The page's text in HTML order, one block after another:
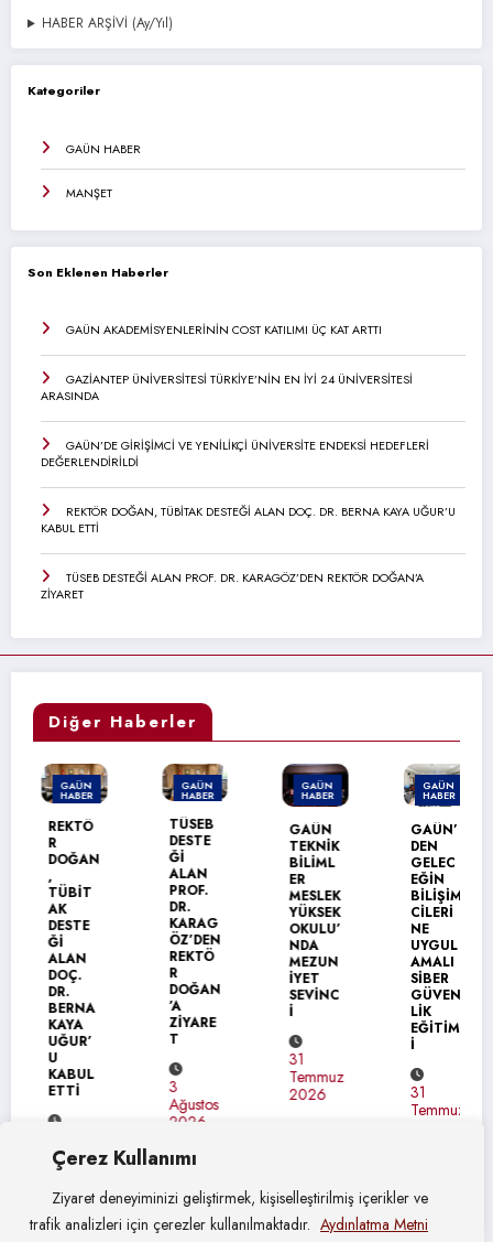
Çerez Kullanımı
Ziyaret deneyiminizi geliştirmek, kişiselleştirilmiş içerikler ve
trafik analizleri için çerezler kullanılmaktadır. Aydınlatma Metni
HABER ARŞİVİ (Ay/Yıl)
Kategoriler
GAÜN HABER
MANŞET
Son Eklenen Haberler
GAÜN AKADEMİSYENLERİNİN COST KATILIMI ÜÇ KAT ARTTI
GAZİANTEP ÜNİVERSİTESİ TÜRKİYE’NİN EN İYİ 24 ÜNİVERSİTESİ
ARASINDA
GAÜN’DE GİRİŞİMCİ VE YENİLİKÇİ ÜNİVERSİTE ENDEKSİ HEDEFLERİ
DEĞERLENDİRİLDİ
REKTÖR DOĞAN, TÜBİTAK DESTEĞİ ALAN DOÇ. DR. BERNA KAYA UĞUR’U
KABUL ETTİ
TÜSEB DESTEĞİ ALAN PROF. DR. KARAGÖZ’DEN REKTÖR DOĞAN’A
ZİYARET
Diğer Haberler
GAÜN
HABER
REKTÖ
DOĞAN
TÜBİT
AK
DESTE
Ğİ
ALAN
DOÇ.
DR.
BERNA
KAYA
UĞUR’
U
KABUL
ETTİ
Ağustos
2026
GAÜN
HABER
TÜSEB
DESTE
Ğİ
ALAN
PROF.
DR.
KARAG
ÖZ’DEN
REKTÖ
DOĞAN
’A
ZİYARE
T
3
Ağustos
2026
GAÜN
HABER
GAÜN
TEKNİK
BİLİML
ER
MESLEK
YÜKSEK
OKULU’
NDA
MEZUN
İYET
SEVİNC
31
Temmuz
2026
GAÜN
HABER
GAÜN’
DEN
GELEC
EĞİN
BİLİŞİM
CİLERİ
NE
UYGUL
AMALI
SİBER
GÜVEN
LİK
EĞİTİM
31
Temmuz